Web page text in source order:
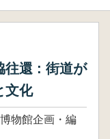
往還 : 街道が
文化
物館企画・編